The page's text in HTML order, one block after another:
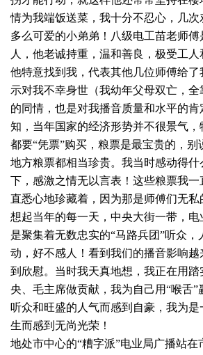
情为我端饭送菜，我十分不忍心，几
多么可爱的小弟弟！八级电工苗老师
人，他老诚持重，温和善良，极受工
他特意找到我，代表其他几位师傅给了
示对我不幸身世（我幼年父母双亡，全
的同情，也是对我播音质量和水平的
知，当年国家的经济形势并不很景气，
都要“凭票”购买，粮票是最宝贵的，别
地方粮票都相当珍贵。我当时感动得什
下，感激之情无以言表！这些粮票我
直悉心地珍藏着，因为那是师傅们无私
想起当年的每一天，中央大街一带，电
是聚集着无数忠实的“马路兵团”听众
动，好不感人！看到我们的播音影响
到欣慰。当时我天真地想，我正在用踏
央、毛主席做贡献，我为自己用“喉舌”
听众和旺盛的人气而感到自豪，我为
生而感到无尚光荣！
地处市中心的“糟字派”电业局广播站在